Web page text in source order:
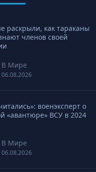
раскрыли, как тараканы
членов своей
В Мире
06.08.2026
военэксперт о
«авантюре» ВСУ в 2024
В Мире
06.08.2026